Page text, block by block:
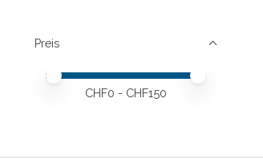
Preis
Preis – Mindestwert
Price maximum value
CHF0 - CHF150